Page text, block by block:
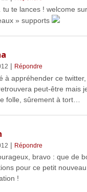
te lances ! welcome
» supports
| Répondre
à appréhender ce
peut-être mais
folle, sûrement à tort…
| Répondre
bravo : que de
pour ce petit
!